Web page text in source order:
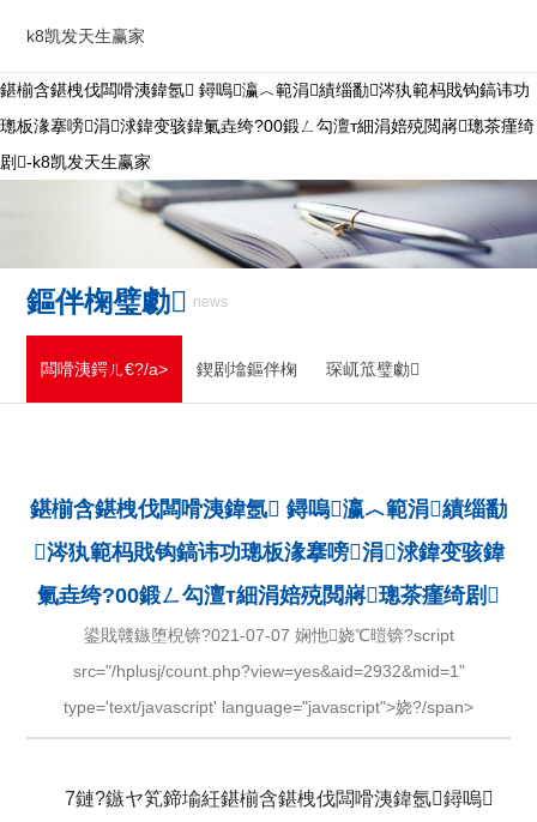
鍖椾含鍖栧伐闆嗗洟鍏氬 鐞嗚瀛︿範涓績缁勫涔犱範杩戝钩鎬讳功
璁板湪搴嗙涓浗鍏变骇鍏氭垚绔?00鍛ㄥ勾澶т細涓婄殑閲嶈璁茶瘽绮
剧-k8凯发天生赢家
k8凯发天生赢家
鏂伴椈璧勮 news
闆嗗洟鍔ㄦ€?/a> 鍥剧墖鏂伴椈 琛屼笟璧勮
鍖椾含鍖栧伐闆嗗洟鍏氬 鐞嗚瀛︿範涓績缁勫
涔犱範杩戝钩鎬讳功璁板湪搴嗙涓浗鍏变骇鍏
氭垚绔?00鍛ㄥ勾澶т細涓婄殑閲嶈璁茶瘽绮剧
鍙戝竷鏃堕棿锛?021-07-07 娴忚娆℃暟锛?script
src="/hplusj/count.php?view=yes&aid=2932&mid=1"
type='text/javascript' language="javascript">娆?/span>
7鏈?鏃ヤ笂鍗堬紝鍖椾含鍖栧伐闆嗗洟鍏氬鐞嗚